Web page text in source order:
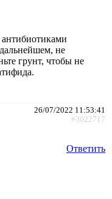
не
грунт, чтобы не
26/07/2022 11:53:41
#3022717
Ответить